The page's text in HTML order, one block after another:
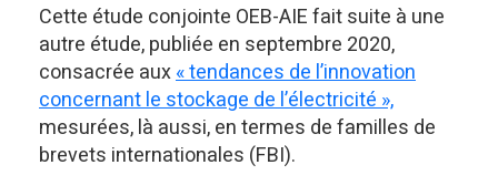
Cette étude conjointe OEB-AIE fait suite à une
autre étude, publiée en septembre 2020,
consacrée aux« tendances de l’innovation
concernant le stockage de l’électricité »,
mesurées, là aussi, en termes de familles de
brevets internationales (FBI).